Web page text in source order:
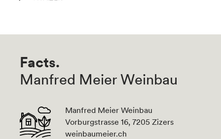
Facts.
Manfred Meier Weinbau
Manfred Meier Weinbau
Vorburgstrasse 16, 7205 Zizers
weinbaumeier.ch